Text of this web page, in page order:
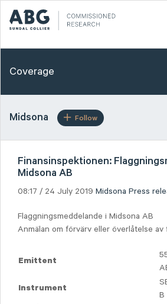
Coverage
Midsona Follow
Finansinspektionen:
Midsona AB
08:17 / 24 July 2019 Midsona Press
Flaggningsmeddelande i Midsona AB
Anmälan om förvärv eller överlåtelse av
Emittent
Instrument
B